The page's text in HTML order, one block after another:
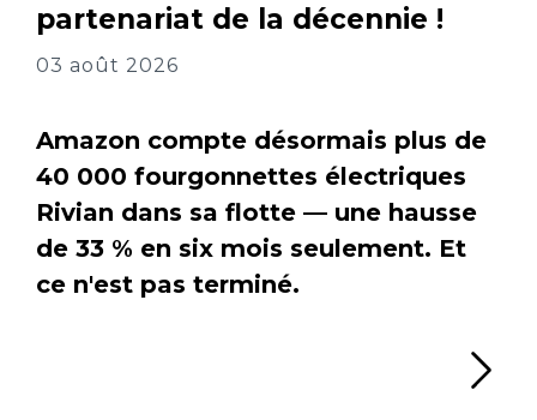
partenariat de la décennie !
03 août 2026
Amazon compte désormais plus de
40 000 fourgonnettes électriques
Rivian dans sa flotte — une hausse
de 33 % en six mois seulement. Et
ce n'est pas terminé.